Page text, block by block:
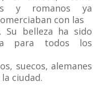
y romanos ya
con las
Su belleza ha sido
para todos los
suecos, alemanes
ciudad.